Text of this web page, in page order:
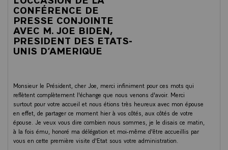
CONFÉRENCE DE
PRESSE CONJOINTE
AVEC M. JOE BIDEN,
PRESIDENT DES ETATS-
UNIS D’AMERIQUE
Monsieur le Président, cher Joe, merci infiniment pour ces mots qui
reflètent complètement l'échange que nous venons d'avoir. Merci
surtout pour votre accueil et nous étions très heureux avec mon épouse
en effet, de partager ce moment hier à vos côtés, aux côtés de votre
épouse. Je veux vous dire combien nous sommes, je le disais ce matin,
à la fois ému, honoré ma délégation et moi-même d'être accueillis par
vous en cette première visite d'Etat sous votre administration.